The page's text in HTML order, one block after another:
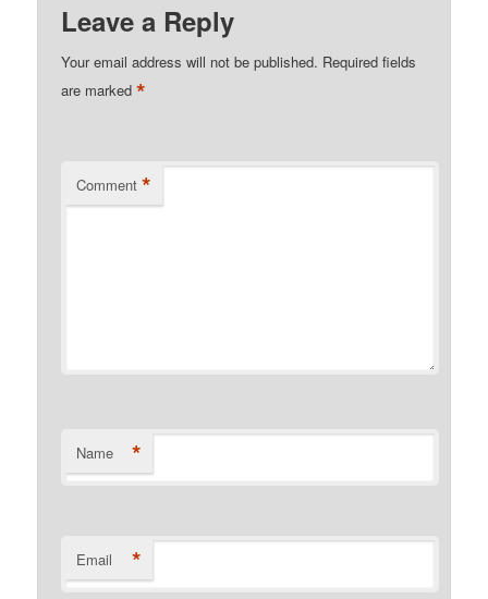
Leave a Reply
Your email address will not be published. Required fields
are marked*
Comment *
Name *
Email *